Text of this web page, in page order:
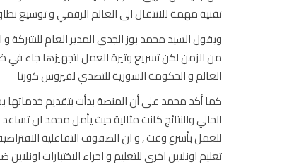
تقنية مهمة للانتقال الى العالم الرقمي و توسيع
ويقول السيد محمد بوز الجدي المدير العام
من الزمن لكن تسريع وتيرة العمل لتجهيزها جاء في
العالم و الحكومة السورية للتصدي لفيروس كورنا
كما أكد محمد على أن المنصة بدأت بتقديم
للعمل بأسرع وقت , و ان الصفوف التفاعلية
تعليم اونلاين اخرى للتعليم و اجراء الاختبارات